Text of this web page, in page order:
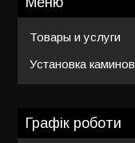
Товары и услуги
Установка каминов
Графік роботи